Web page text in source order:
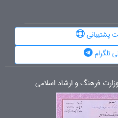
پشتیبانی
تلگرام
فرهنگ و ارشاد اسلامی